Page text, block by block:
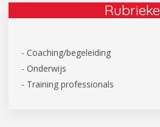
- Coaching/begeleiding
- Onderwijs
- Training professionals